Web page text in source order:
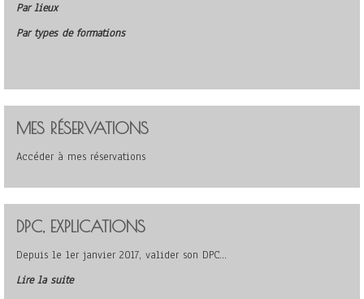
Par lieux
Par types de formations
MES RÉSERVATIONS
Accéder à mes réservations
DPC, EXPLICATIONS
Depuis le 1er janvier 2017, valider son DPC…
Lire la suite